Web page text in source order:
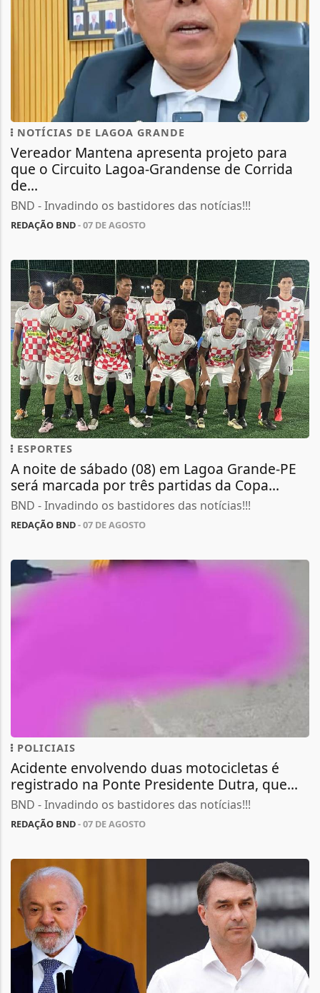
NOTÍCIAS DE LAGOA GRANDE
Vereador Mantena apresenta projeto para
que o Circuito Lagoa-Grandense de Corrida
de...
BND - Invadindo os bastidores das notícias!!!
REDAÇÃO BND- 07 DE AGOSTO
ESPORTES
A noite de sábado (08) em Lagoa Grande-PE
será marcada por três partidas da Copa...
BND - Invadindo os bastidores das notícias!!!
REDAÇÃO BND- 07 DE AGOSTO
POLICIAIS
Acidente envolvendo duas motocicletas é
registrado na Ponte Presidente Dutra, que...
BND - Invadindo os bastidores das notícias!!!
REDAÇÃO BND- 07 DE AGOSTO